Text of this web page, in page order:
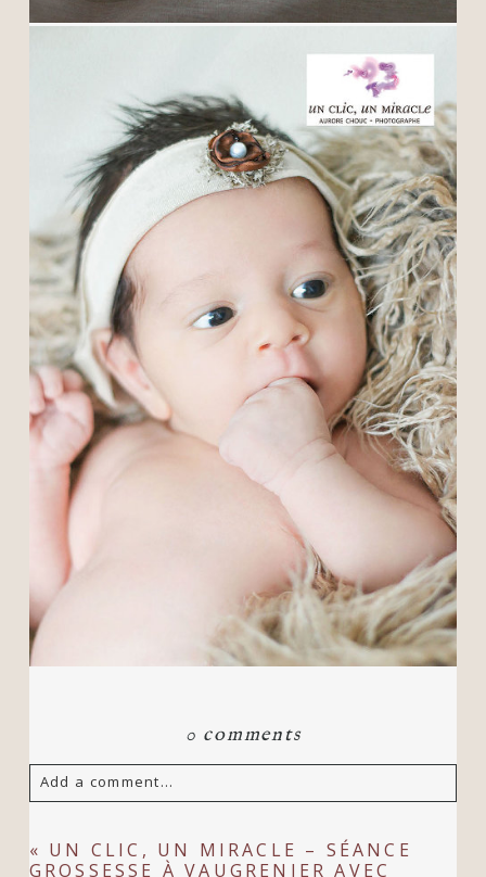
0 comments
Add a comment...
Your email is never published or shared.
« UN CLIC, UN MIRACLE – SÉANCE
GROSSESSE À VAUGRENIER AVEC